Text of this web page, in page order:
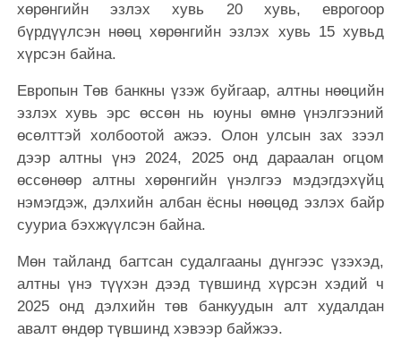
хөрөнгийн эзлэх хувь 20 хувь, еврогоор
бүрдүүлсэн нөөц хөрөнгийн эзлэх хувь 15 хувьд
хүрсэн байна.
Европын Төв банкны үзэж буйгаар, алтны нөөцийн
эзлэх хувь эрс өссөн нь юуны өмнө үнэлгээний
өсөлттэй холбоотой ажээ. Олон улсын зах зээл
дээр алтны үнэ 2024, 2025 онд дараалан огцом
өссөнөөр алтны хөрөнгийн үнэлгээ мэдэгдэхүйц
нэмэгдэж, дэлхийн албан ёсны нөөцөд эзлэх байр
сууриа бэхжүүлсэн байна.
Мөн тайланд багтсан судалгааны дүнгээс үзэхэд,
алтны үнэ түүхэн дээд түвшинд хүрсэн хэдий ч
2025 онд дэлхийн төв банкуудын алт худалдан
авалт өндөр түвшинд хэвээр байжээ.